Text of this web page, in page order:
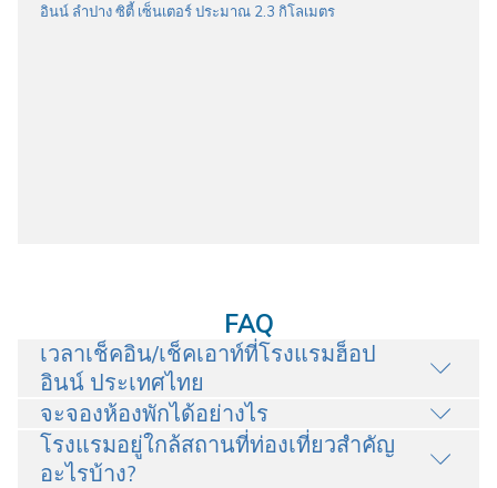
อินน์ ลำปาง ซิตี้ เซ็นเตอร์ ประมาณ 2.3 กิโลเมตร
FAQ
เวลาเช็คอิน/เช็คเอาท์ที่โรงแรมฮ็อป
อินน์ ประเทศไทย
จะจองห้องพักได้อย่างไร
โรงแรมอยู่ใกล้สถานที่ท่องเที่ยวสำคัญ
อะไรบ้าง?